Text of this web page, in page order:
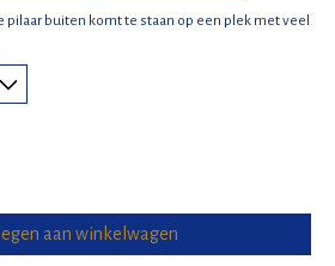
pilaar buiten komt te staan op een plek met veel
aan winkelwagen